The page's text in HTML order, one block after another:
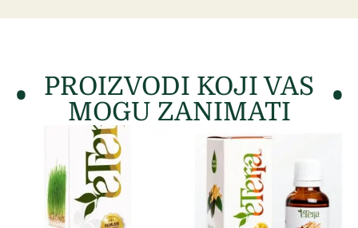
PROIZVODI KOJI VAS
MOGU ZANIMATI